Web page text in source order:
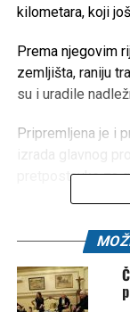
kilometara, koji
Prema njegovim
zemljišta, raniju
su i uradile
Pripremljena je i
izrada glavnog
pretpostavke za
Dobili
radova najvećim
Srpske, dok je